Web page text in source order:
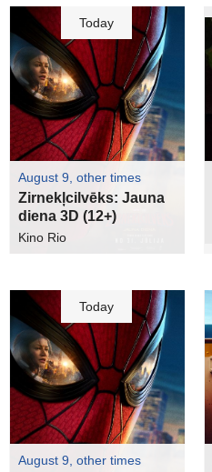
Today
August 9, other times
Zirnekļcilvēks: Jauna
diena 3D (12+)
Kino Rio
Today
August 9, other times